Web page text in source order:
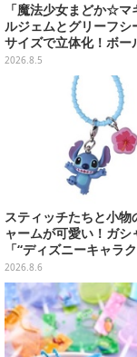
「魔法少女まどか☆マ
ルジェムとグリーフシ
サイズで立体化！ボー
を外せばフィギュアと
ガシャポン全6種
2026.8.5
スティッチたちと小物
ャームが可愛い！ガシ
「“ディズニーキャラ
フルマルチチャーム」
2026.8.6